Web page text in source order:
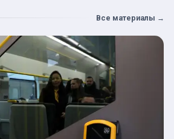
Все материалы →